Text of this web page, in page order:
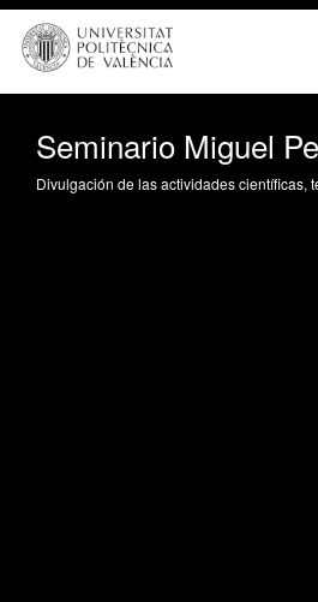
Seminario Miguel
Divulgación de las actividades científicas,